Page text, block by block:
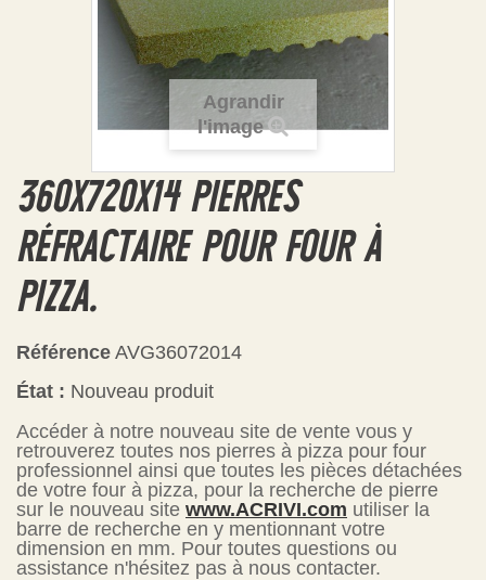
Agrandir
l'image
360X720X14 PIERRES
RÉFRACTAIRE POUR FOUR À
PIZZA.
Référence AVG36072014
État : Nouveau produit
Accéder à notre nouveau site de vente vous y
retrouverez toutes nos pierres à pizza pour four
professionnel ainsi que toutes les pièces détachées
de votre four à pizza, pour la recherche de pierre
sur le nouveau site www.ACRIVI.com utiliser la
barre de recherche en y mentionnant votre
dimension en mm. Pour toutes questions ou
assistance n'hésitez pas à nous contacter.